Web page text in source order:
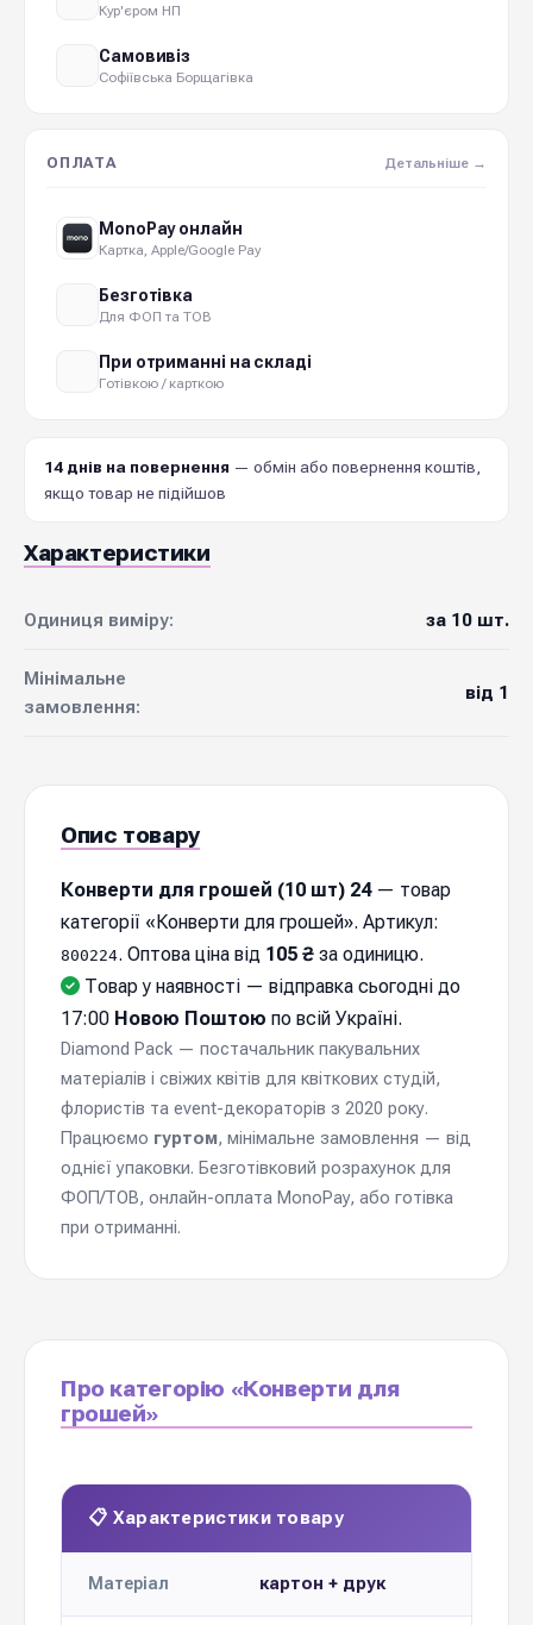
Кур'єром НП
Самовивіз
Софіївська Борщагівка
ОПЛАТА Детальніше →
MonoPay онлайн
Картка, Apple/Google Pay
Безготівка
Для ФОП та ТОВ
При отриманні на складі
Готівкою / карткою
14 днів на повернення — обмін або повернення коштів,
якщо товар не підійшов
Характеристики
Одиниця виміру: за 10 шт.
Мінімальне
замовлення:
від 1
Опис товару
Конверти для грошей (10 шт) 24— товар
категорії «Конверти для грошей». Артикул:
800224. Оптова ціна від 105 ₴ за одиницю.
Товар у наявності — відправка cьогодні до
17:00 Новою Поштою по всій Україні.
Diamond Pack — постачальник пакувальних
матеріалів і свіжих квітів для квіткових студій,
флористів та event-декораторів з 2020 року.
Працюємо гуртом, мінімальне замовлення — від
однієї упаковки. Безготівковий розрахунок для
ФОП/ТОВ, онлайн-оплата MonoPay, або готівка
при отриманні.
Про категорію «Конверти для
грошей»
📋 Характеристики товару
Матеріал картон + друк